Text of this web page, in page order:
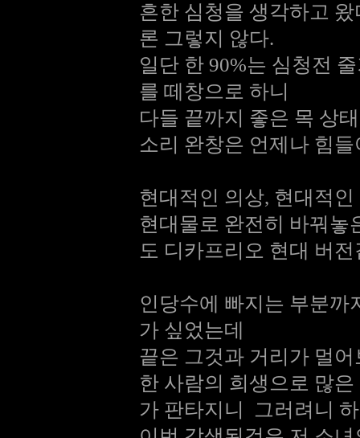
흔한 심청을 생각하고
론 그렇지 않다.
일단 한 90%는 심청전
를 떼창으로 하니
다들 끝까지 좋은 목 상
소리 완창은 언제나 힘들
현대적인 의상, 현대적
현대물로 완전히 바꿔놓
도 디카프리오 현대 버전
인당수에 빠지는 부분까
가 싶었는데
끝은 그것과 거리가 멀
한 사람의 희생으로 많
가 판타지니 그러려니